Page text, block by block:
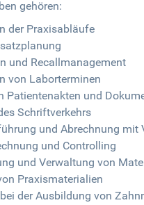
gehören:
der Praxisabläufe
und Recallmanagement
von Laborterminen
Patientenakten und
Schriftverkehrs
und Abrechnung mit
und Controlling
und Verwaltung von
Praxismaterialien
der Ausbildung von